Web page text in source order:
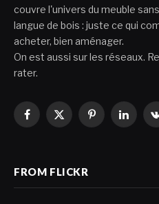
couvre l'univers du meuble
langue de bois : juste ce qui
acheter, bien aménager.
On est aussi sur les réseaux.
rater.
Facebook
X
Pinterest
FROM FLICKR